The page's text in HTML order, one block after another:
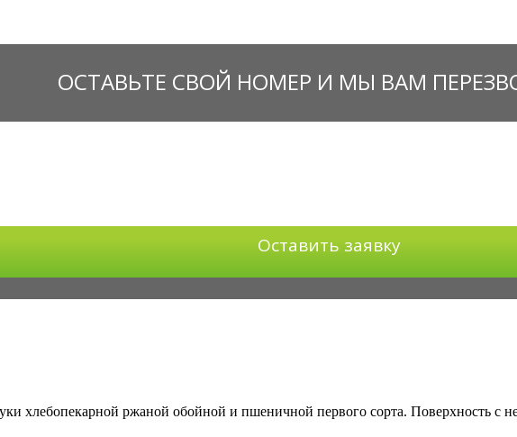
ОСТАВЬТЕ СВОЙ НОМЕР И МЫ ВАМ
Оставить заявку
хлебопекарной ржаной обойной и пшеничной первого сорта. Поверхность с